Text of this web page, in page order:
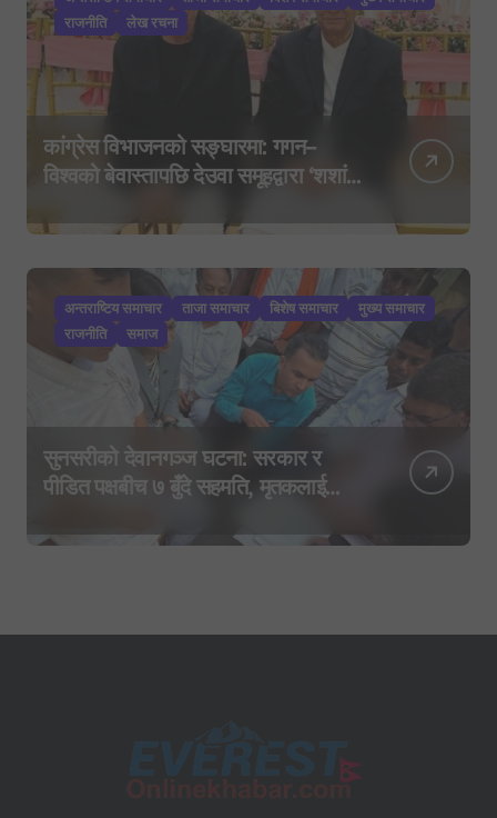
राजनीति
लेख रचना
कांग्रेस विभाजनको सङ्घारमा: गगन–
विश्वको बेवास्तापछि देउवा समूहद्वारा ‘शशांक
यात्राको घोषणा तयारी!
अन्तराष्टिय समाचार ताजा समाचार बिशेष समाचार
मुख्य समाचार
राजनीति
समाज
सुनसरीको देवानगञ्ज घटना: सरकार र
पीडित पक्षबीच ७ बुँदे सहमति, मृतकलाई